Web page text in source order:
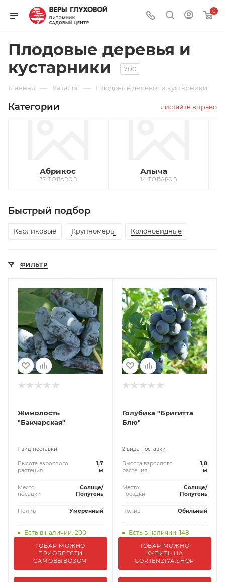
0
Плодовые деревья и
кустарники
700
Главная — Каталог — Плодовые деревья и кустарники
Категории листайте вправо
Абрикос
37 ТОВАРОВ
Алыча
14 ТОВАРОВ
Быстрый подбор
Карликовые Крупномеры Колоновидные
ФИЛЬТР
Жимолость
"Бакчарская"
1 вид поставки
Высота взрослого
растения
1,7
м
Место
посадки
Солнце/
Полутень
Полив Умеренный
Есть в наличии: 200
ТОВАР МОЖНО
ПРИОБРЕСТИ
САМОВЫВОЗОМ
Голубика "Бригитта
Блю"
2 вида поставки
Высота взрослого
растения
1,8
м
Место
посадки
Солнце/
Полутень
Полив Обильный
Есть в наличии: 148
ТОВАР МОЖНО
КУПИТЬ НА
GORTENZIYA.SHOP